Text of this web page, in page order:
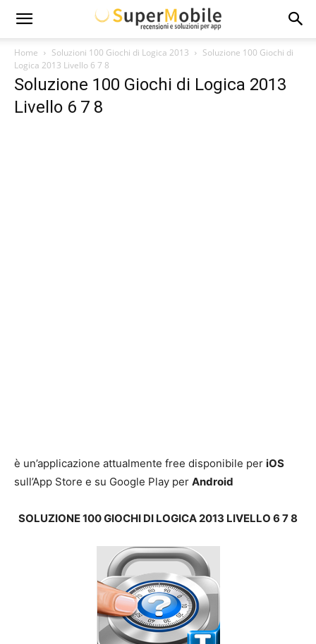
Super
Mobile
Home Soluzioni 100 Giochi di Logica 2013
Soluzione 100 Giochi di
Logica 2013 Livello 6 7 8
Soluzione 100 Giochi di Logica 2013
Livello 6 7 8
è un’applicazione attualmente free disponibile per iOS
sull’App Store e su Google Play per Android
SOLUZIONE 100 GIOCHI DI LOGICA 2013 LIVELLO 6 7 8